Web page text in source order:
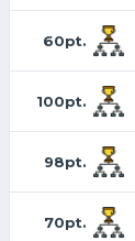
60pt.
100pt.
98pt.
70pt.